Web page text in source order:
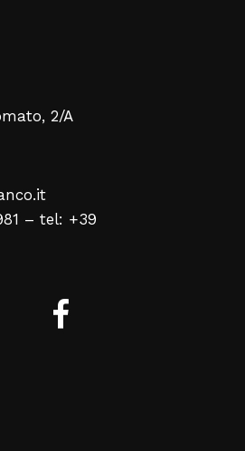
2/A
– tel: +39